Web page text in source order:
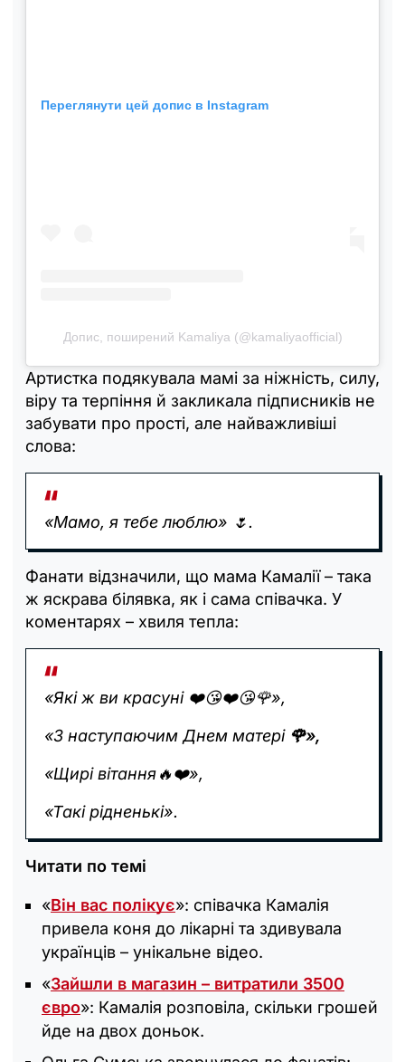
Переглянути цей допис в Instagram
Допис, поширений Kamaliya (@kamaliyaofficial)
Артистка подякувала мамі за ніжність, силу,
віру та терпіння й закликала підписників не
забувати про прості, але найважливіші
слова:
«Мамо, я тебе люблю» 🌷.
Фанати відзначили, що мама Камалії – така
ж яскрава білявка, як і сама співачка. У
коментарях – хвиля тепла:
«Які ж ви красуні ❤️😘❤️😘🌹»,
«З наступаючим Днем матері 🌹»,
«Щирі вітання🔥❤️»,
«Такі рідненькі».
Читати по темі
«Він вас полікує»: співачка Камалія
привела коня до лікарні та здивувала
українців – унікальне відео.
«Зайшли в магазин – витратили 3500
євро»: Камалія розповіла, скільки грошей
йде на двох доньок.